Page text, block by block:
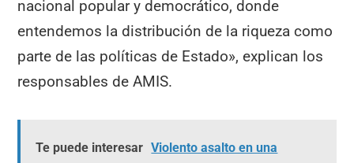
nacional popular y democrático, donde
entendemos la distribución de la riqueza como
parte de las políticas de Estado», explican los
responsables de AMIS.
Te puede interesar Violento asalto en una